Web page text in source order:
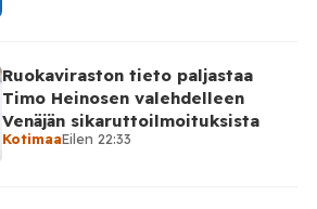
Ruokaviraston tieto paljastaa
Timo Heinosen valehdelleen
Venäjän sikaruttoilmoituksista
KotimaaEilen 22:33